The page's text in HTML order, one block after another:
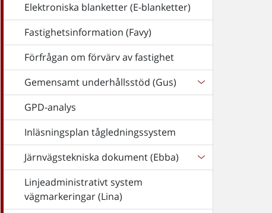
Elektroniska blanketter (E-blanketter)
Fastighetsinformation (Favy)
Förfrågan om förvärv av fastighet
Gemensamt underhållsstöd (Gus)
GPD-analys
Inläsningsplan tågledningssystem
Järnvägstekniska dokument (Ebba)
Linjeadministrativt system
vägmarkeringar (Lina)